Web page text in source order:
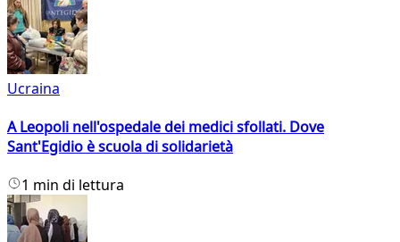
Ucraina
A Leopoli nell'ospedale dei medici sfollati. Dove
Sant'Egidio è scuola di solidarietà
1 min di lettura